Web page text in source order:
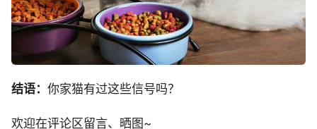
结语： 你家猫有过这些信号吗？
欢迎在评论区留言、晒图~